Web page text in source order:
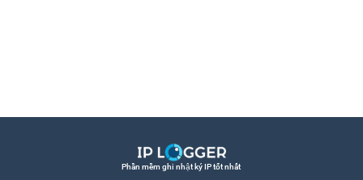
Phần mềm ghi nhật ký IP tốt nhất